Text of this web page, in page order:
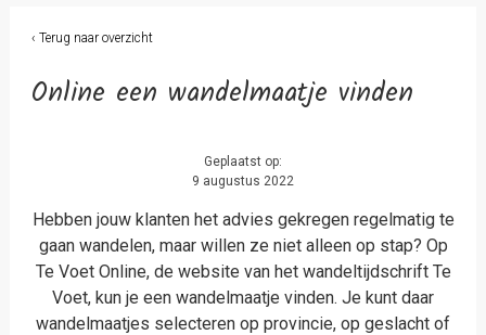
‹ Terug naar overzicht
Online een wandelmaatje vinden
Geplaatst op:
9 augustus 2022
Hebben jouw klanten het advies gekregen regelmatig te
gaan wandelen, maar willen ze niet alleen op stap? Op
Te Voet Online, de website van het wandeltijdschrift Te
Voet, kun je een wandelmaatje vinden. Je kunt daar
wandelmaatjes selecteren op provincie, op geslacht of